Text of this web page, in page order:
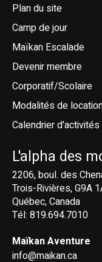
Plan du site
Camp de jour
Maïkan Escalade
Devenir membre
Corporatif/Scolaire
Modalités de
Calendrier d'activités
L'alpha des
2206, boul. des
Trois-Rivières, G9A
Québec, Canada
Tél: 819.694.7010
Maïkan Aventure
info@maikan.ca